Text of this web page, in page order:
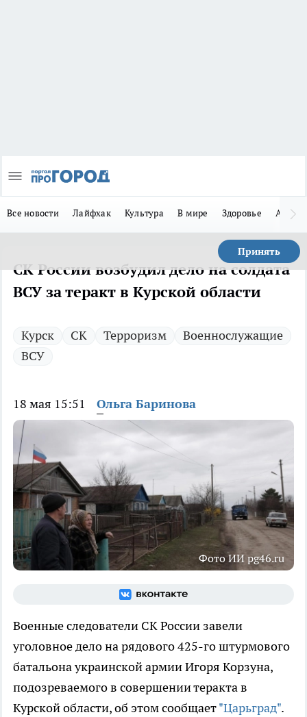
Все новости Лайфхак Культура В мире Здоровье Авто
Принять
СК России возбудил дело на солдата
ВСУ за теракт в Курской области
Курск СК Терроризм
Военнослужащие
ВСУ
18 мая 15:51 Ольга Баринова
Фото ИИ pg46.ru
Военные следователи СК России завели
уголовное дело на рядового 425-го штурмового
батальона украинской армии Игоря Корзуна,
подозреваемого в совершении теракта в
Курской области, об этом сообщает"Царьград".